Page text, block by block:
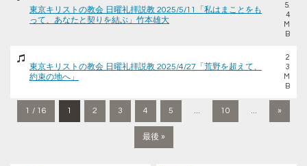
東京キリストの教会 日曜礼拝説教 2025/5/11「私はまことをも
って、あなたと契りを結ぶ」竹本雄大
5.
4
M
B
東京キリストの教会 日曜礼拝説教 2025/4/27「荒野を超えて、
約束の地へ」
2
3
M
B
1 / 16 1 2 3 4 5 ... 10 ... »
最後 »